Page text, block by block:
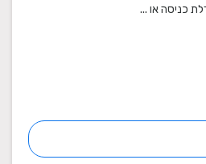
כניסה או ...